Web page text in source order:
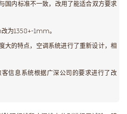
国内标准不一致，改用了能适合双方要求
为1358+-1mm。
大的特点，空调系统进行了重新设计，相
客信息系统根据广深公司的要求进行了改